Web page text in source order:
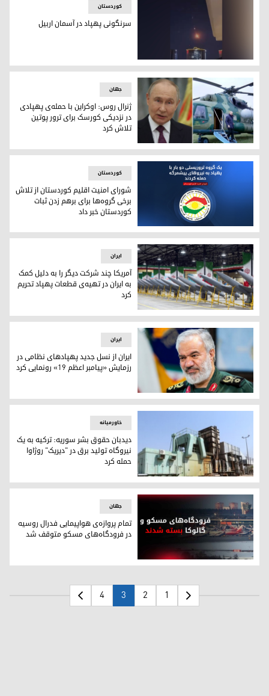
سرنگونی پهپاد در آسمان اربیل
کوردستان
سرنگونی پهپاد در آسمان اربیل
ژنرال روس: اوکراین با حمله‌ی پهپادی در نزدیکی کورسک برای
جهان
ژنرال روس: اوکراین با حمله‌ی پهپادی
در نزدیکی کورسک برای ترور پوتین
تلاش کرد
شورای امنیت اقلیم کوردستان از تلاش برخی گروه‌ها برای برهم
کوردستان
شورای امنیت اقلیم کوردستان از تلاش
برخی گروه‌ها برای برهم زدن ثبات
کوردستان خبر داد
آمریکا چند شرکت دیگر را به دلیل کمک به ایران در تهیه‌ی
ایران
آمریکا چند شرکت دیگر را به دلیل کمک
به ایران در تهیه‌ی قطعات پهپاد تحریم
کرد
علی فدوی، جانشین فرمانده‌ی کل سپاه پاسداران
ایران
ایران از نسل جدید پهپادهای نظامی در
رزمایش «پیامبر اعظم ۱۹» رونمایی کرد
دیدبان حقوق بشر سوریە: ترکیە به یک نیروگاه تولید برق در
خاورمیانه
دیدبان حقوق بشر سوریە: ترکیە به یک
نیروگاه تولید برق در "دیریک" روژاوا
حمله کرد
تمام پروازه‌ی هواپیمایی فدرال روسیه در فرودگاه‌های
جهان
تمام پروازه‌ی هواپیمایی فدرال روسیه
در فرودگاه‌های مسکو متوقف شد
1
2
3
4